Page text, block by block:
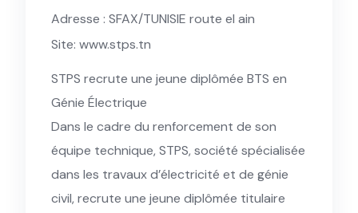
Adresse : SFAX/TUNISIE route el ain
Site: www.stps.tn
STPS recrute une jeune diplômée BTS en
Génie Électrique
Dans le cadre du renforcement de son
équipe technique, STPS, société spécialisée
dans les travaux d’électricité et de génie
civil, recrute une jeune diplômée titulaire